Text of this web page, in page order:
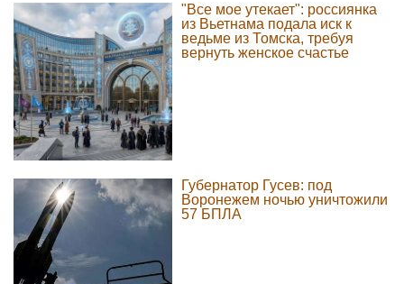
"Все мое утекает": россиянка
из Вьетнама подала иск к
ведьме из Томска, требуя
вернуть женское счастье
Губернатор Гусев: под
Воронежем ночью уничтожили
57 БПЛА